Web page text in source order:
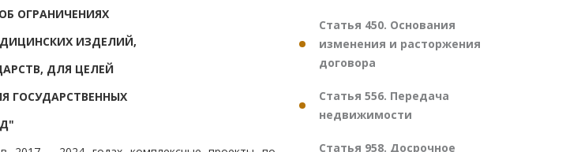
ОГРАНИЧЕНИЯХ
ИЗДЕЛИЙ,
ДЛЯ ЦЕЛЕЙ
ГОСУДАРСТВЕННЫХ
Статья 450. Основания
изменения и расторжения
договора
Статья 556. Передача
недвижимости
Статья 958. Досрочное